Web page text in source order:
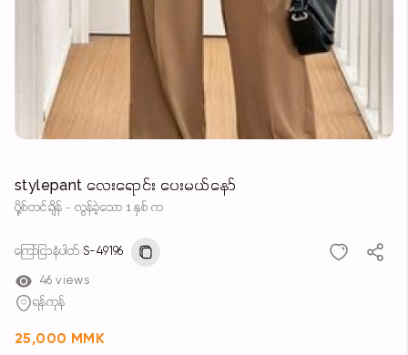
stylepant လေးရောင်း ပေးမယ်နော်
ပို့စ်တင်ချိန် - လွန်ခဲ့သော 1 နှစ် က
ကြော်ငြာနံပါတ် S-49196
46 views
ရန်ကုန်
25,000 MMK